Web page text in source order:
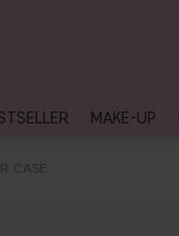
MAKE-UP
CASE